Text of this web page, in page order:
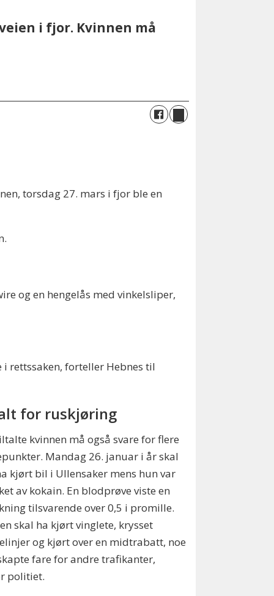
i fjor. Kvinnen må
torsdag 27. mars i fjor ble en
og en hengelås med vinkelsliper,
rettssaken, forteller Hebnes til
for ruskjøring
kvinnen må også svare for flere
Mandag 26. januar i år skal
kjørt bil i Ullensaker mens hun var
av kokain. En blodprøve viste en
tilsvarende over 0,5 i promille.
skal ha kjørt vinglete, krysset
og kjørt over en midtrabatt, noe
fare for andre trafikanter,
politiet.